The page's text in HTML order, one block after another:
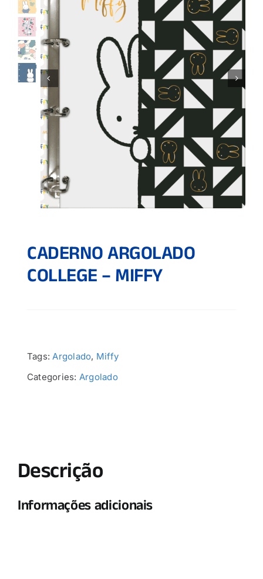
CADERNO ARGOLADO
COLLEGE – MIFFY
Tags:Argolado, Miffy
Categories: Argolado
Descrição
Informações adicionais